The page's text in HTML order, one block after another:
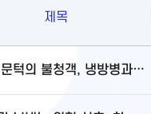
제목
여름 문턱의 불청객, 냉방병과 기립저혈압 관리법